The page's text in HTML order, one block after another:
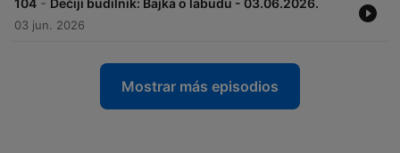
104 Dečiji budilnik: Bajka o labudu - 03.06.2026.
03 jun. 2026
Mostrar más episodios